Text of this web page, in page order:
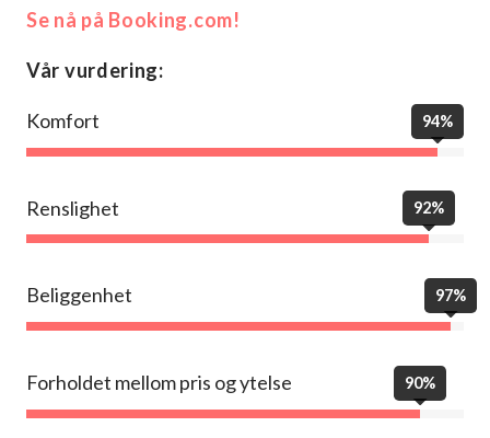
Se nå på Booking.com!
Vår vurdering:
Komfort 94%
Renslighet 92%
Beliggenhet 97%
Forholdet mellom pris og ytelse 90%